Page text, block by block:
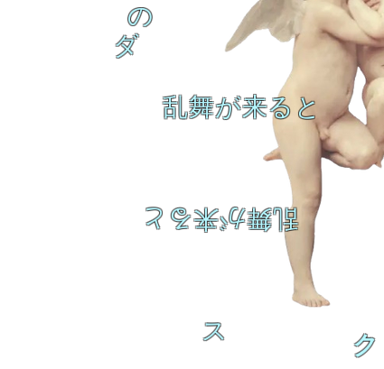
乱舞が来ると
乱舞が来ると
ク
の
ダ
ス